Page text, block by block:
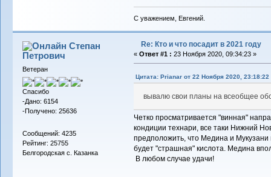
С уважением, Евгений.
Степан
Петрович
Ветеран
Спасибо
-Дано: 6154
-Получено: 25636
Сообщений: 4235
Рейтинг: 25755
Белгородская с. Казанка
Re: Кто и что посадит в 2021 году
« Ответ #1 : 23 Ноября 2020, 09:34:23 »
Цитата: Prianar от 22 Ноября 2020, 23:18:22
вывалю свои планы на всеобщее
Четко просматривается "винная"
кондиции технари, все таки Нижний
предположить, что Медина и Мукузани
будет "страшная" кислота. Медина
В любом случае удачи!